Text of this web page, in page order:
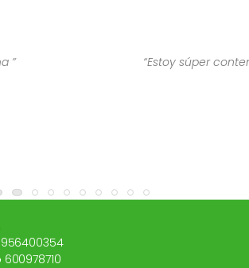
súper contenta con el trato recibido de